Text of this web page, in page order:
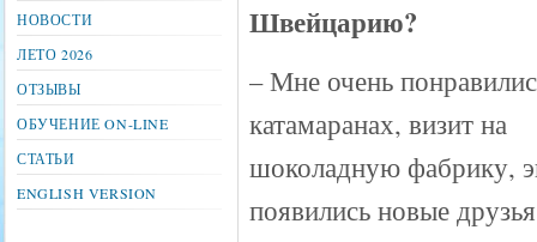
Швейцарию?
– Мне очень
катамаранах, визит на
шоколадную фабрику,
появились новые
НОВОСТИ
ЛЕТО 2026
ОТЗЫВЫ
ОБУЧЕНИЕ ON-LINE
СТАТЬИ
ENGLISH VERSION